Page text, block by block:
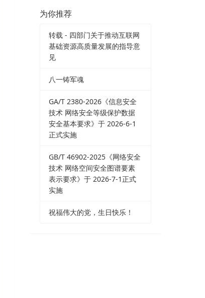
为你推荐
转载 - 四部门关于推动互联网
基础资源高质量发展的指导意
见
八一铸军魂
GA/T 2380-2026《信息安全
技术 网络安全等级保护数据
安全基本要求》于 2026-6-1
正式实施
GB/T 46902-2025《网络安全
技术 网络空间安全图谱要素
表示要求》于 2026-7-1正式
实施
祝福伟大的党，生日快乐！